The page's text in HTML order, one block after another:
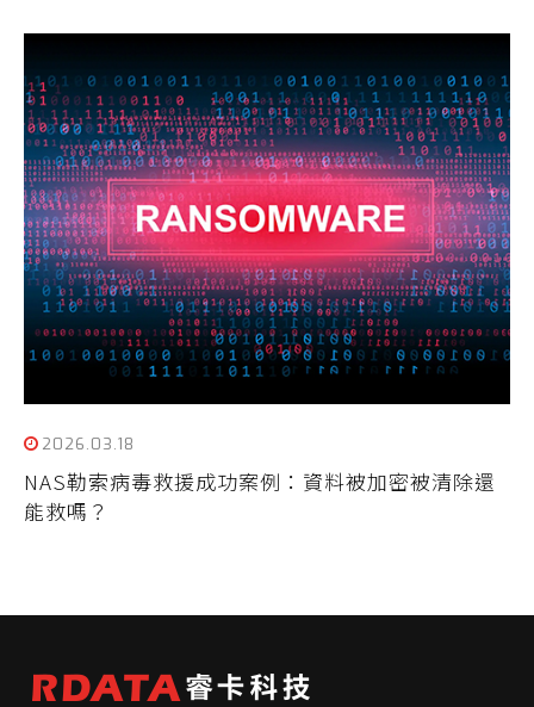
2026.03.18
NAS勒索病毒救援成功案例：資料被加密被清除還
能救嗎？